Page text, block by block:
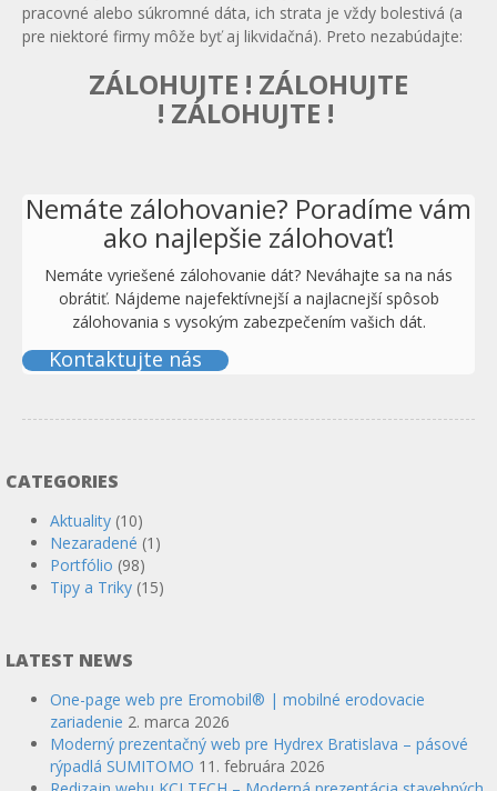
pracovné alebo súkromné dáta, ich strata je vždy bolestivá (a
pre niektoré firmy môže byť aj likvidačná). Preto nezabúdajte:
ZÁLOHUJTE ! ZÁLOHUJTE
! ZÁLOHUJTE !
Nemáte zálohovanie? Poradíme vám
ako najlepšie zálohovať!
Nemáte vyriešené zálohovanie dát? Neváhajte sa na nás
obrátiť. Nájdeme najefektívnejší a najlacnejší spôsob
zálohovania s vysokým zabezpečením vašich dát.
Kontaktujte nás
CATEGORIES
Aktuality (10)
Nezaradené (1)
Portfólio (98)
Tipy a Triky (15)
LATEST NEWS
One-page web pre Eromobil® | mobilné erodovacie
zariadenie 2. marca 2026
Moderný prezentačný web pre Hydrex Bratislava – pásové
rýpadlá SUMITOMO 11. februára 2026